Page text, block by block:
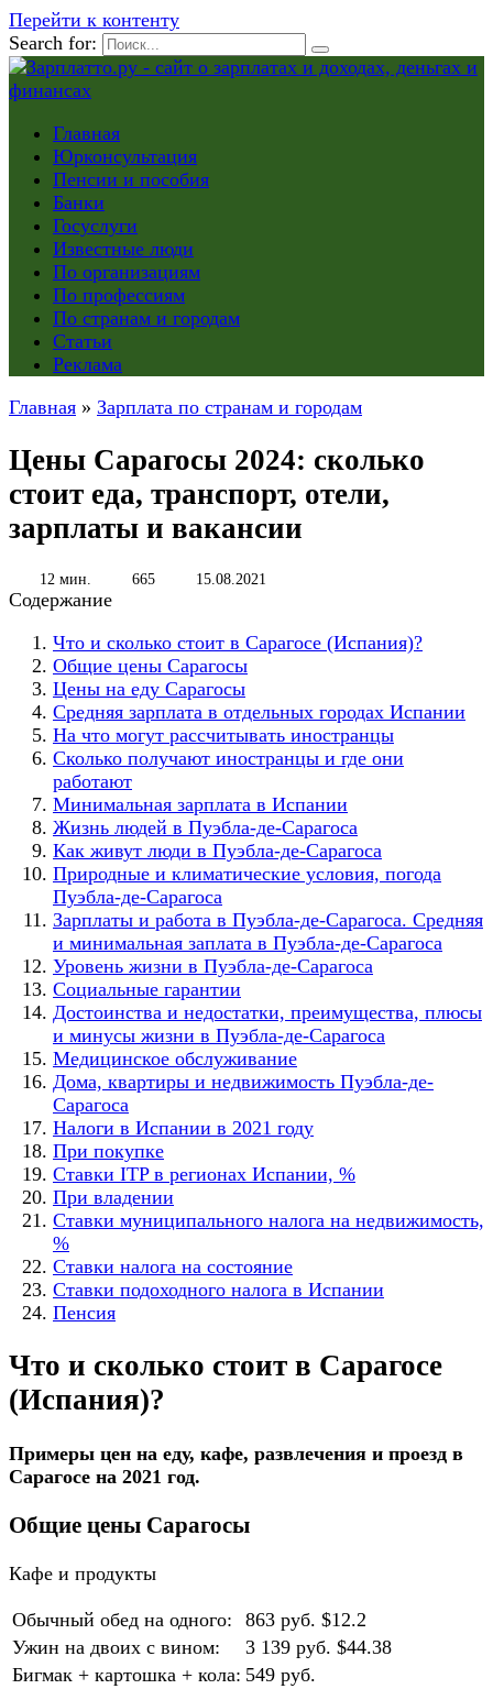
Перейти к контенту
Search for:
Главная
Юрконсультация
Пенсии и пособия
Банки
Госуслуги
Известные люди
По организациям
По профессиям
По странам и городам
Статьи
Реклама
Главная » Зарплата по странам и городам
Цены Сарагосы 2024: сколько
стоит еда, транспорт, отели,
зарплаты и вакансии
12 мин. 665 15.08.2021
Содержание
Что и сколько стоит в Сарагосе (Испания)?
Общие цены Сарагосы
Цены на еду Сарагосы
Средняя зарплата в отдельных городах Испании
На что могут рассчитывать иностранцы
Сколько получают иностранцы и где они
работают
Минимальная зарплата в Испании
Жизнь людей в Пуэбла-де-Сарагоса
Как живут люди в Пуэбла-де-Сарагоса
Природные и климатические условия, погода
Пуэбла-де-Сарагоса
Зарплаты и работа в Пуэбла-де-Сарагоса. Средняя
и минимальная заплата в Пуэбла-де-Сарагоса
Уровень жизни в Пуэбла-де-Сарагоса
Социальные гарантии
Достоинства и недостатки, преимущества, плюсы
и минусы жизни в Пуэбла-де-Сарагоса
Медицинское обслуживание
Дома, квартиры и недвижимость Пуэбла-де-
Сарагоса
Налоги в Испании в 2021 году
При покупке
Ставки ITP в регионах Испании, %
При владении
Ставки муниципального налога на недвижимость,
%
Ставки налога на состояние
Ставки подоходного налога в Испании
Пенсия
Что и сколько стоит в Сарагосе
(Испания)?
Примеры цен на еду, кафе, развлечения и проезд в
Сарагосе на 2021 год.
Общие цены Сарагосы
Кафе и продукты
Обычный обед на одного:
863 руб. $12.2
Ужин на двоих с вином:
3 139 руб. $44.38
Бигмак + картошка + кола: 549 руб.